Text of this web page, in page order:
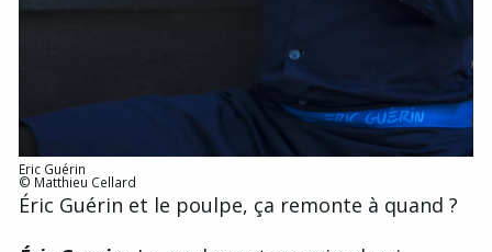
Eric Guérin
© Matthieu Cellard
Éric Guérin et le poulpe, ça remonte à quand ?